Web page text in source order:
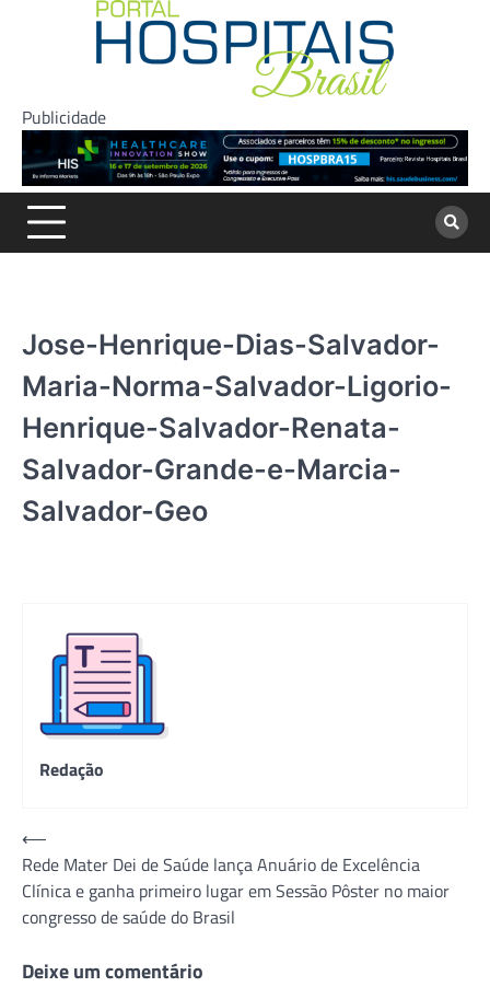
Publicidade
Jose-Henrique-Dias-Salvador-
Maria-Norma-Salvador-Ligorio-
Henrique-Salvador-Renata-
Salvador-Grande-e-Marcia-
Salvador-Geo
Redação
Navegação
de
Post
⟵
Rede Mater Dei de Saúde lança Anuário de Excelência
Clínica e ganha primeiro lugar em Sessão Pôster no maior
congresso de saúde do Brasil
Deixe um comentário